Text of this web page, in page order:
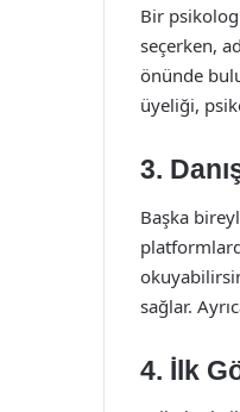
Bir
seçerken,
önünde
üyeliği,
3.
Başka
sağlar.
4. İlk